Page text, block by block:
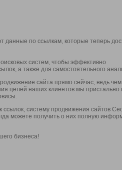
данные по ссылкам, которые теперь
систем, чтобы эффективно
а также для самостоятельного
сайта прямо сейчас, ведь
целей наших клиентов мы пристально
систему продвижения сайтов
можете получить о них полную
бизнеса!